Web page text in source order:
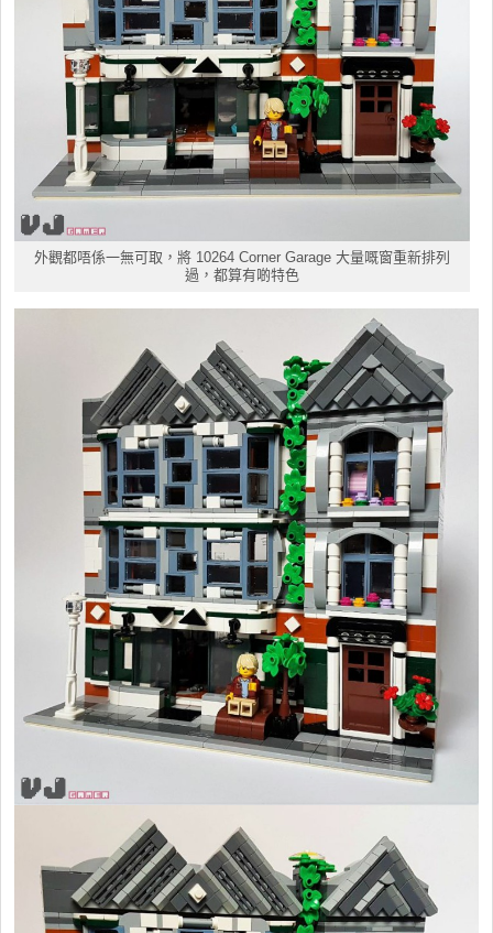
外觀都唔係一無可取，將 10264 Corner Garage 大量嘅窗重新排列
過，都算有啲特色